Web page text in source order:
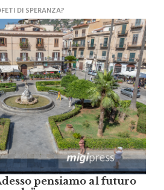
DI SPERANZA?